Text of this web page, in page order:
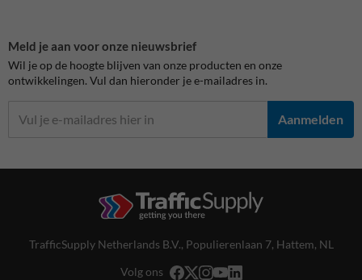
Meld je aan voor onze nieuwsbrief
Wil je op de hoogte blijven van onze producten en onze
ontwikkelingen. Vul dan hieronder je e-mailadres in.
Aanmelden
TrafficSupply Netherlands B.V., Populierenlaan 7, Hattem, NL
Volg ons